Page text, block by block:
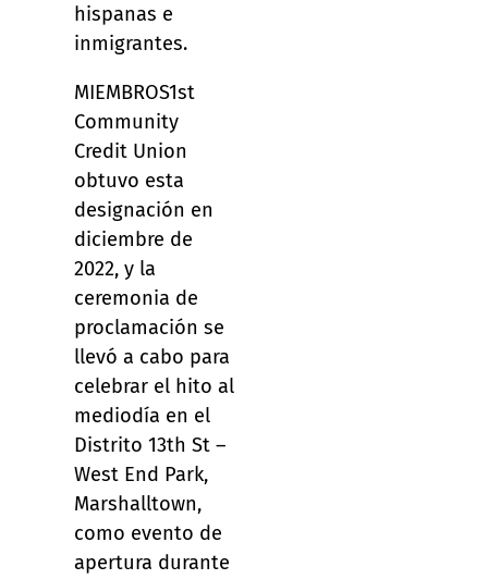
hispanas e
inmigrantes.
MIEMBROS1st
Community
Credit Union
obtuvo esta
designación en
diciembre de
2022, y la
ceremonia de
proclamación se
llevó a cabo para
celebrar el hito al
mediodía en el
Distrito 13th St –
West End Park,
Marshalltown,
como evento de
apertura durante